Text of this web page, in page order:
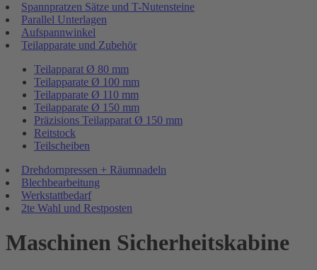
Spannpratzen Sätze und T-Nutensteine
Parallel Unterlagen
Aufspannwinkel
Teilapparate und Zubehör
Teilapparat Ø 80 mm
Teilapparate Ø 100 mm
Teilapparate Ø 110 mm
Teilapparate Ø 150 mm
Präzisions Teilapparat Ø 150 mm
Reitstock
Teilscheiben
Drehdornpressen + Räumnadeln
Blechbearbeitung
Werkstattbedarf
2te Wahl und Restposten
Maschinen Sicherheitskabine